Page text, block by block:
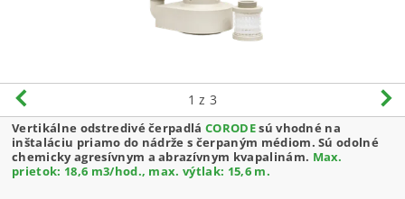
1 z 3
Vertikálne odstredivé čerpadláCORODEsú vhodné na
inštaláciu priamo do nádrže s čerpaným médiom. Sú odolné
chemicky agresívnym a abrazívnym kvapalinám. Max.
prietok: 18,6 m3/hod., max. výtlak: 15,6 m.